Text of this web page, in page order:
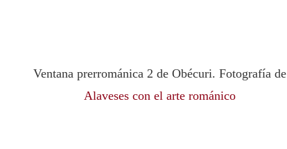
Ventana prerrománica 2 de Obécuri. Fotografía de
Alaveses con el arte románico